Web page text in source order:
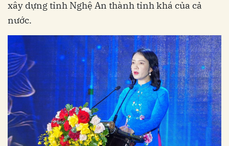
xây dựng tỉnh Nghệ An thành tỉnh khá của cả
nước.